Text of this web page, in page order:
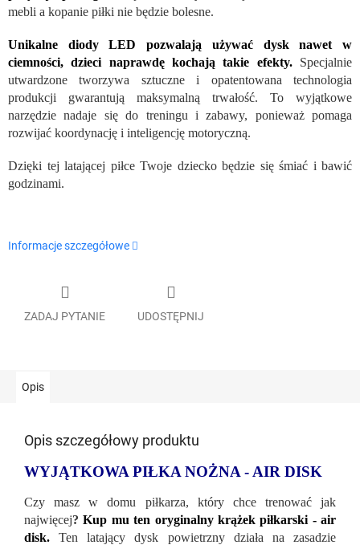
mebli a kopanie piłki nie będzie bolesne.
Unikalne diody LED pozwalają używać dysk nawet w
ciemności, dzieci naprawdę kochają takie efekty.
Specjalnie
utwardzone tworzywa sztuczne i opatentowana technologia
produkcji gwarantują maksymalną trwałość. To wyjątkowe
narzędzie nadaje się do treningu i zabawy, ponieważ pomaga
rozwijać koordynację i inteligencję motoryczną.
Dzięki tej latającej piłce Twoje dziecko będzie się śmiać i bawić
godzinami.
Informacje szczegółowe
ZADAJ PYTANIE UDOSTĘPNIJ
Opis
Opis szczegółowy produktu
WYJĄTKOWA PIŁKA NOŻNA - AIR DISK
Czy masz w domu piłkarza, który chce trenować jak
najwięcej?Kup mu ten oryginalny krążek piłkarski - air
disk.Ten latający dysk powietrzny działa na zasadzie